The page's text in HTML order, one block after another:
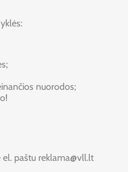
nuorodos;
paštu reklama@vll.lt